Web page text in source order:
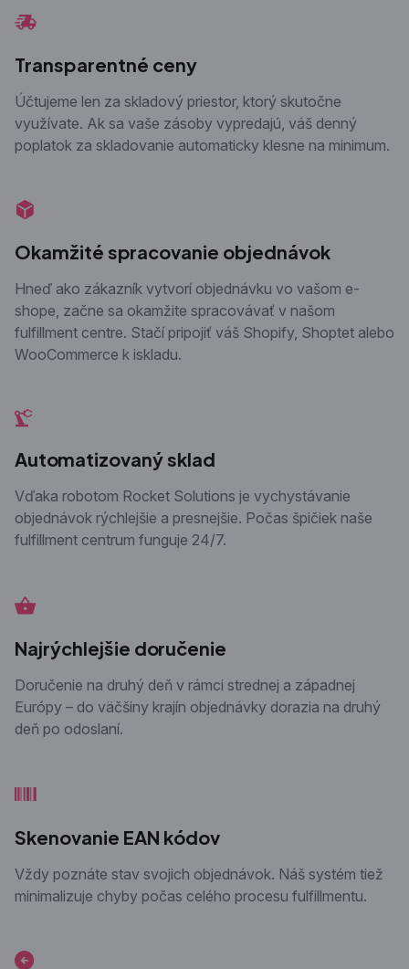
Transparentné ceny
Účtujeme len za skladový priestor, ktorý skutočne
využívate. Ak sa vaše zásoby vypredajú, váš denný
poplatok za skladovanie automaticky klesne na minimum.
Okamžité spracovanie objednávok
Hneď ako zákazník vytvorí objednávku vo vašom e-
shope, začne sa okamžite spracovávať v našom
fulfillment centre. Stačí pripojiť váš Shopify, Shoptet alebo
WooCommerce k iskladu.
Automatizovaný sklad
Vďaka robotom Rocket Solutions je vychystávanie
objednávok rýchlejšie a presnejšie. Počas špičiek naše
fulfillment centrum funguje 24/7.
Najrýchlejšie doručenie
Doručenie na druhý deň v rámci strednej a západnej
Európy – do väčšiny krajín objednávky dorazia na druhý
deň po odoslaní.
Skenovanie EAN kódov
Vždy poznáte stav svojich objednávok. Náš systém tiež
minimalizuje chyby počas celého procesu fulfillmentu.